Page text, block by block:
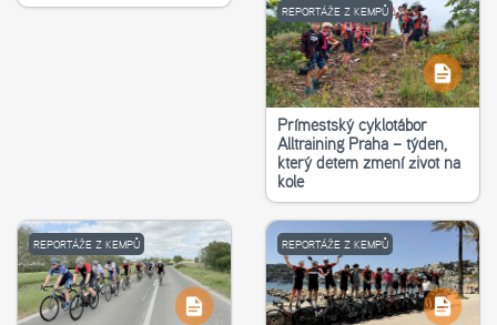
REPORTÁŽE Z KEMPŮ
Příměstský cyklotábor
Alltraining Praha – týden,
který dětem změní život na
kole
REPORTÁŽE Z KEMPŮ REPORTÁŽE Z KEMPŮ